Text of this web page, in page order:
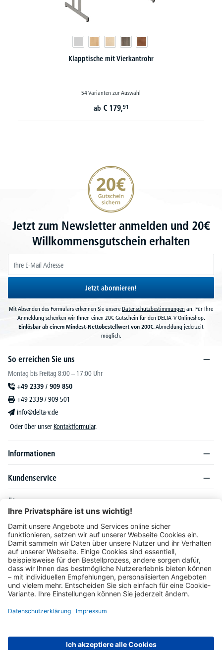
Klapptische mit Vierkantrohr
54 Varianten zur Auswahl
ab € 179,91
20€ Gutschein sichern
Jetzt zum Newsletter anmelden und 20€
Willkommensgutschein erhalten
Jetzt abonnieren!
Mit Absenden des Formulars erkennen Sie unsere Datenschutzbestimmungen an. Für Ihre
Anmeldung schenken wir Ihnen einen 20€ Gutschein für den DELTA-V Onlineshop.
Einlösbar ab einem Mindest-Nettobestellwert von 200€.Abmeldung jederzeit
möglich.
So erreichen Sie uns
Montag bis Freitag 8:00 – 17:00 Uhr
+49 2339 / 909 850
+49 2339 / 909 501
info@delta-v.de
Oder über unser Kontaktformular.
Informationen
Kundenservice
Über DELTA-V
Produktsortiment
Ratgeber
Folgen Sie uns auch auf
Unser Angebot richtet sich ausschließlich an Industrie, Handel, Gewerbe und
europäische Ausland gelten Sonderkonditionen, die auf Anfrage mitgeteilt werden.